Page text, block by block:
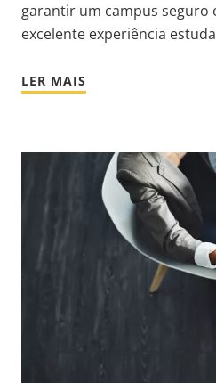
garantir um campus seguro
excelente experiência
LER MAIS